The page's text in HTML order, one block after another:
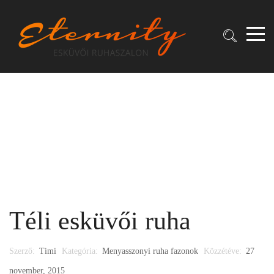
Téli esküvői ruha
Szerző: Timi Kategória: Menyasszonyi ruha fazonok Közzétéve: 27
november, 2015